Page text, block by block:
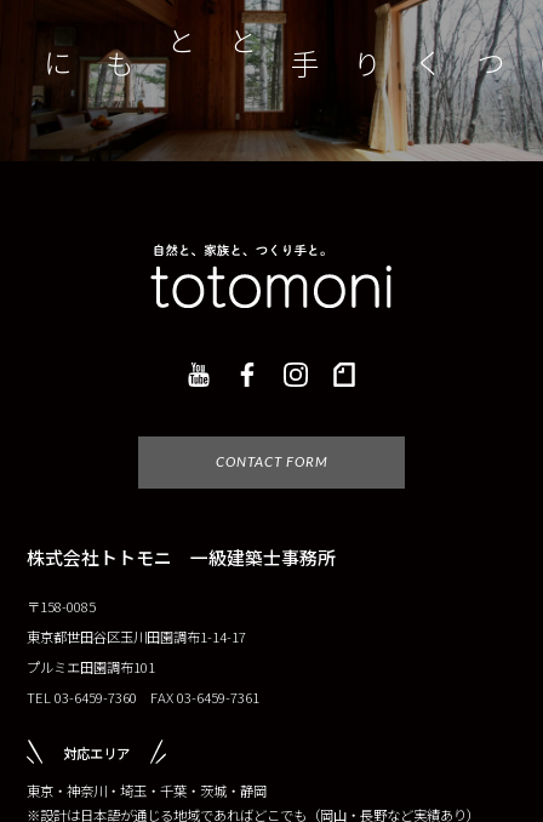
つくり手とともに
CONTACT FORM
株式会社トトモニ 一級建築士事務所
〒158-0085
東京都世田谷区玉川田園調布1-14-17
プルミエ田園調布101
TEL 03-6459-7360 FAX 03-6459-7361
対応エリア
東京・神奈川・埼玉・千葉・茨城・静岡
※設計は日本語が通じる地域であればどこでも（岡山・長野など実績あり）